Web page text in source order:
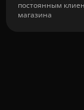
постоянным
магазина